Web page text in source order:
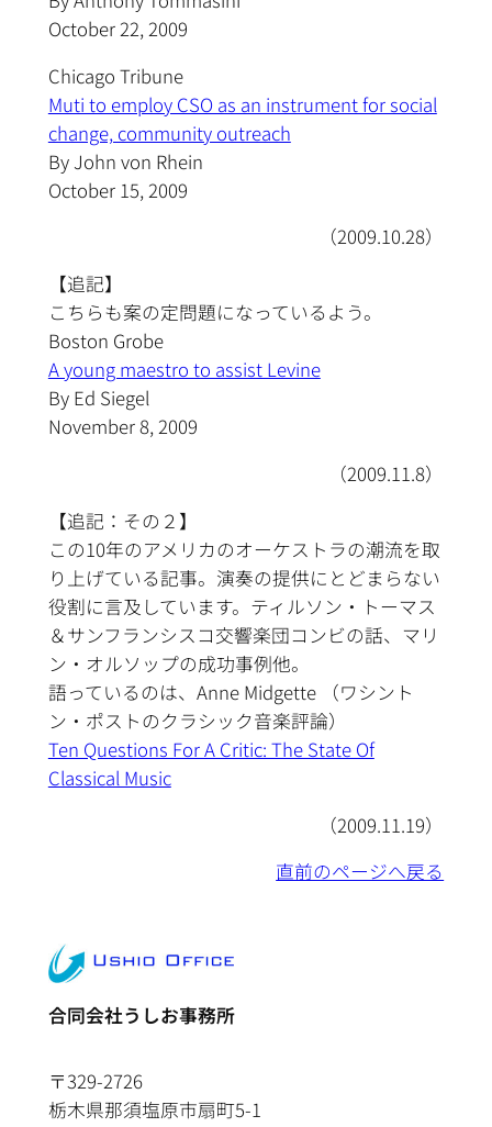
October 22, 2009
Chicago Tribune
Muti to employ CSO as an instrument for social
change, community outreach
By John von Rhein
October 15, 2009
（2009.10.28）
【追記】
こちらも案の定問題になっているよう。
Boston Grobe
A young maestro to assist Levine
By Ed Siegel
November 8, 2009
（2009.11.8）
【追記：その２】
この10年のアメリカのオーケストラの潮流を取
り上げている記事。演奏の提供にとどまらない
役割に言及しています。ティルソン・トーマス
＆サンフランシスコ交響楽団コンビの話、マリ
ン・オルソップの成功事例他。
語っているのは、Anne Midgette （ワシント
ン・ポストのクラシック音楽評論）
Ten Questions For A Critic: The State Of
Classical Music
（2009.11.19）
直前のページへ戻る
合同会社うしお事務所
〒329-2726
栃木県那須塩原市扇町5-1